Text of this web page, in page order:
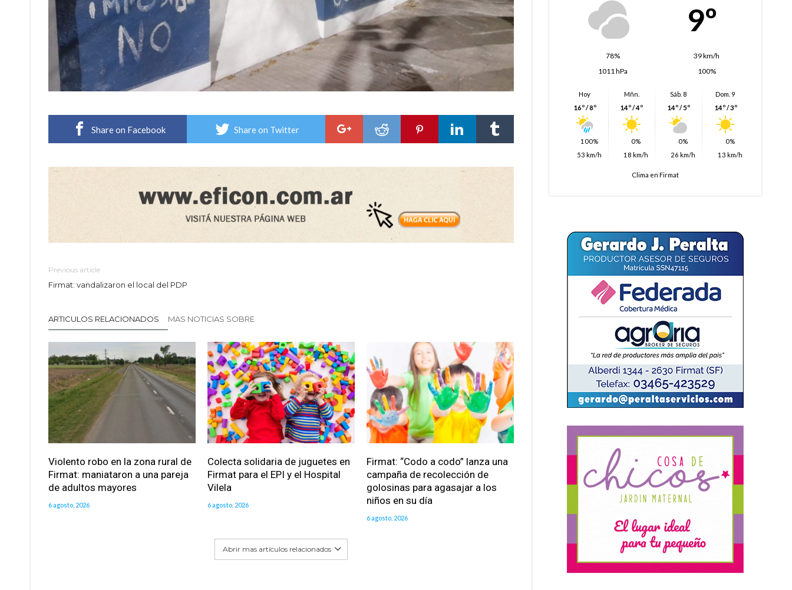
Share on Facebook Share on Twitter
Previous article
Firmat: vandalizaron el local del PDP
ARTICULOS RELACIONADOS MAS NOTICIAS SOBRE
Violento robo en la zona rural de
Firmat: maniataron a una pareja
de adultos mayores
6 agosto, 2026
Colecta solidaria de juguetes en
Firmat para el EPI y el Hospital
Vilela
6 agosto, 2026
Firmat: “Codo a codo” lanza una
campaña de recolección de
golosinas para agasajar a los
niños en su día
6 agosto, 2026
Abrir mas artículos relacionados
9º
78%
39 km/h
1011 hPa
100%
Hoy
16º / 8º
100%
53 km/h
Mñn.
14º / 4º
0%
18 km/h
Sáb. 8
14º / 5º
0%
26 km/h
Dom. 9
14º / 3º
0%
13 km/h
Clima en Firmat